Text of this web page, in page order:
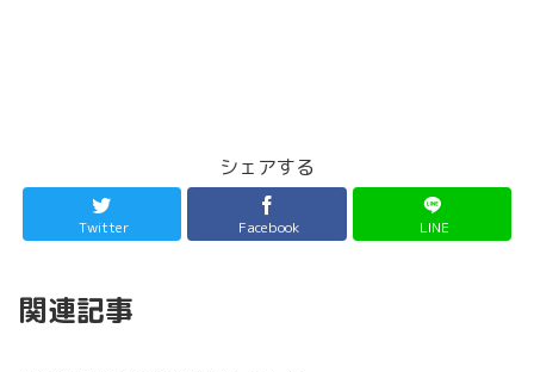
シェアする
Twitter Facebook LINE
関連記事